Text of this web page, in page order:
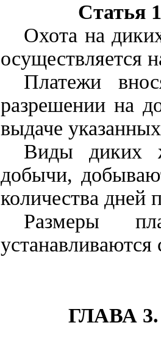
Статья
Охота на
осуществляется
Платежи
разрешении на
выдаче
Виды диких
добычи,
количества дней
Размеры
устанавливаются
ГЛАВА